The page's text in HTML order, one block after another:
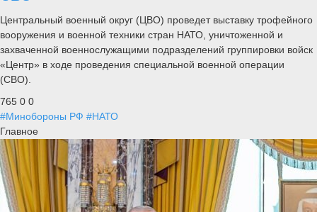
Центральный военный округ (ЦВО) проведет выставку трофейного
вооружения и военной техники стран НАТО, уничтоженной и
захваченной военнослужащими подразделений группировки войск
«Центр» в ходе проведения специальной военной операции
(СВО).
765 0 0
#Минобороны РФ #НАТО
Главное